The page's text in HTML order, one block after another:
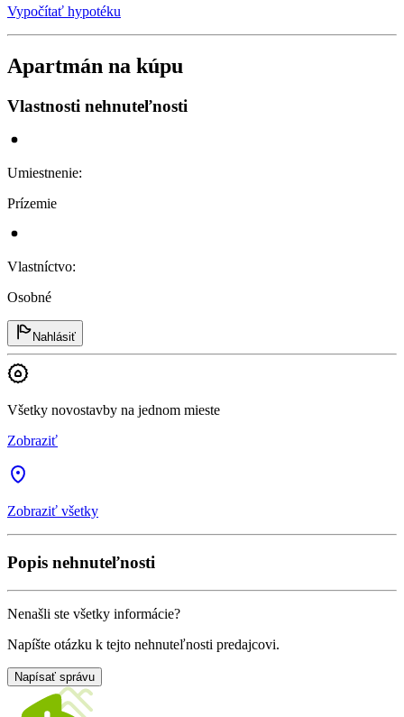
Vypočítať hypotéku
Apartmán na kúpu
Vlastnosti nehnuteľnosti
Umiestnenie:
Prízemie
Vlastníctvo:
Osobné
Nahlásiť
Všetky novostavby na jednom mieste
Zobraziť
Zobraziť všetky
Popis nehnuteľnosti
Nenašli ste všetky informácie?
Napíšte otázku k tejto nehnuteľnosti predajcovi.
Napísať správu